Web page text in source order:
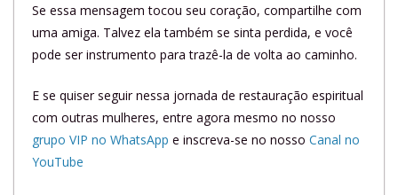
Se essa mensagem tocou seu coração, compartilhe com
uma amiga. Talvez ela também se sinta perdida, e você
pode ser instrumento para trazê-la de volta ao caminho.
E se quiser seguir nessa jornada de restauração espiritual
com outras mulheres, entre agora mesmo no nosso
grupo VIP no WhatsApp e inscreva-se no nosso Canal no
YouTube